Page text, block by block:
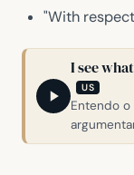
"With
I see
US
Entendo